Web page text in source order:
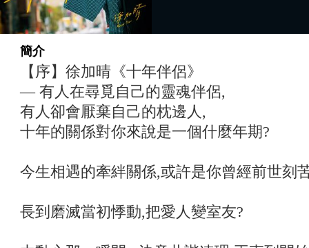
簡介
【序】徐加晴《十年伴侶》
— 有人在尋覓自己的靈魂伴侶,
有人卻會厭棄自己的枕邊人,
十年的關係對你來說是一個什麼年期?
今生相遇的牽絆關係,或許是你曾經前世刻
長到磨滅當初悸動,把愛人變室友?